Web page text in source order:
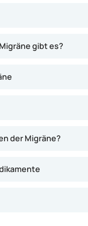
Sinne oder
ein Drittel der
Migräne
gibt es?
der Migräne?